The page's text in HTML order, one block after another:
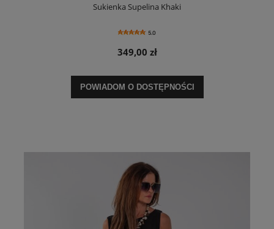
Sukienka Supelina Khaki
5.0
349,00 zł
POWIADOM O DOSTĘPNOŚCI